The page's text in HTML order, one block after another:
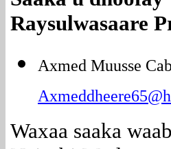
Raysulwasaare
Axmed Muusse
Waxaa saaka